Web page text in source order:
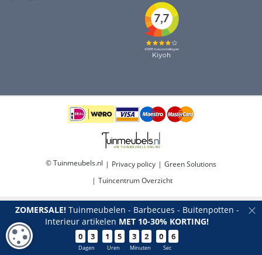
ZOMERSALE!Tuinmeubelen - Barbecues - Buitenpotten -
Interieur artikelen MET 10-30% KORTING!
0 3
Dagen
1 5
Uren
3 2
Minuten
0 6
Sec
Eurotrail Grill cover 70cm
© Tuinmeubels.nl Privacy policy
Green Solutions
Tuincentrum Overzicht
COOKIE-INSTELLINGEN